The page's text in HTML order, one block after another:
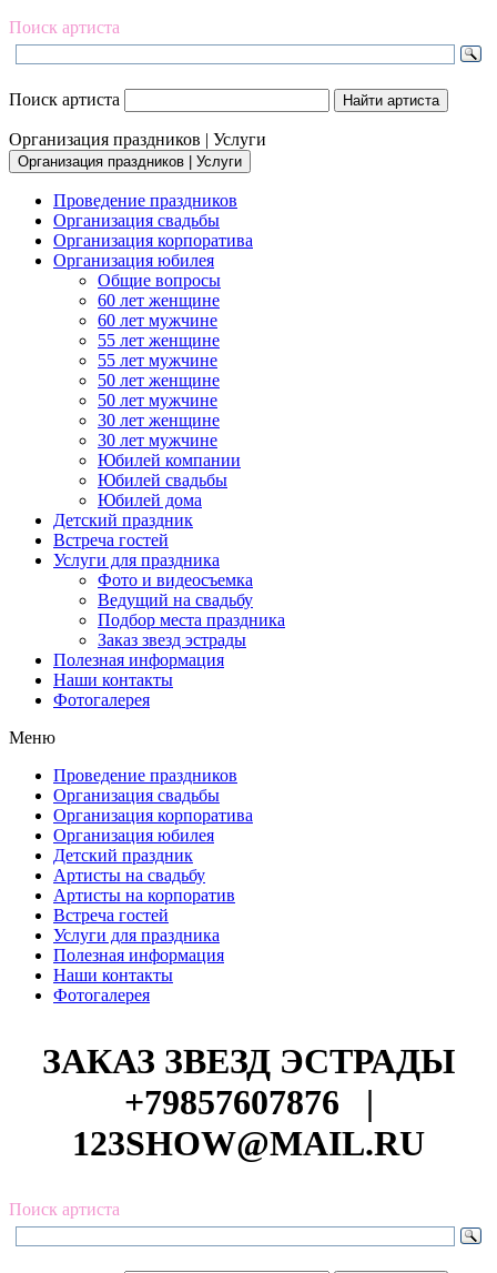
Поиск артиста
Поиск артиста
Организация праздников | Услуги
Организация праздников | Услуги
Проведение праздников
Организация свадьбы
Организация корпоратива
Организация юбилея
Общие вопросы
60 лет женщине
60 лет мужчине
55 лет женщине
55 лет мужчине
50 лет женщине
50 лет мужчине
30 лет женщине
30 лет мужчине
Юбилей компании
Юбилей свадьбы
Юбилей дома
Детский праздник
Встреча гостей
Услуги для праздника
Фото и видеосъемка
Ведущий на свадьбу
Подбор места праздника
Заказ звезд эстрады
Полезная информация
Наши контакты
Фотогалерея
Меню
Проведение праздников
Организация свадьбы
Организация корпоратива
Организация юбилея
Детский праздник
Артисты на свадьбу
Артисты на корпоратив
Встреча гостей
Услуги для праздника
Полезная информация
Наши контакты
Фотогалерея
ЗАКАЗ ЗВЕЗД ЭСТРАДЫ
+79857607876
|
123SHOW@MAIL.RU
Поиск артиста